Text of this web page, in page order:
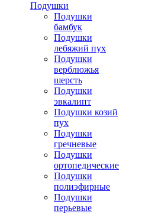
Подушки
Подушки
бамбук
Подушки
лебяжий пух
Подушки
верблюжья
шерсть
Подушки
эвкалипт
Подушки козий
пух
Подушки
гречневые
Подушки
ортопедические
Подушки
полиэфирные
Подушки
перьевые